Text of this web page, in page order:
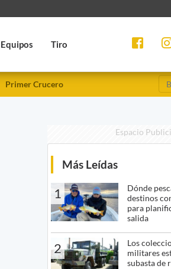
Equipos Tiro
Primer Crucero
Espacio
Más Leídas
1
Dónde
destinos
para
salida
2
Los
militares
subasta de